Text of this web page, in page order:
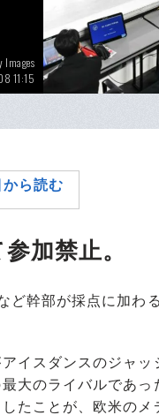
Images
11:15
2002年のソルトレ
ら読む
加禁止。
幹部が採点に加わ
イスダンスのジャッ
大のライバルであっ
たことが、欧米のメ